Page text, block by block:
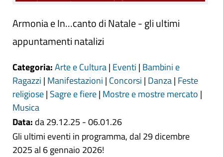
Armonia e In…canto di Natale - gli ultimi
appuntamenti natalizi
Categoria:Arte e Cultura| Eventi | Bambini e
Ragazzi | Manifestazioni | Concorsi | Danza| Feste
religiose| Sagre e fiere| Mostre e mostre mercato |
Musica
Data: da 29.12.25 - 06.01.26
Gli ultimi eventi in programma, dal 29 dicembre
2025 al 6 gennaio 2026!